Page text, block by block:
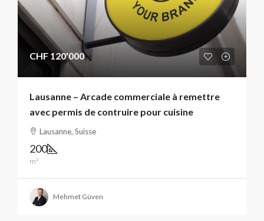
CHF 120'000
Lausanne – Arcade commerciale à remettre
avec permis de contruire pour cuisine
Lausanne, Suisse
200
m²
Mehmet Güven